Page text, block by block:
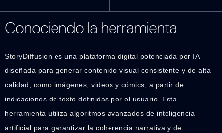
Conociendo la herramienta
StoryDiffusion es una plataforma digital potenciada por IA
diseñada para generar contenido visual consistente y de alta
calidad, como imágenes, videos y cómics, a partir de
indicaciones de texto definidas por el usuario. Esta
herramienta utiliza algoritmos avanzados de inteligencia
artificial para garantizar la coherencia narrativa y de